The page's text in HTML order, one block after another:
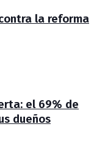
la reforma
el 69% de
dueños